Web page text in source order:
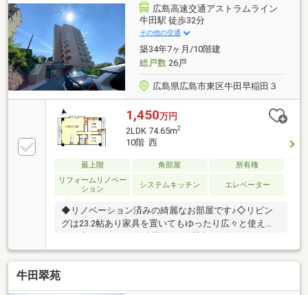
部）・節湯水栓・保温浴槽・LED照明を採用した省エ
ネ仕様。カラーTVモニター付インターホンで防犯面に
も配慮されています。アフターサービス保証付きで、
購入後も安心。さらに、近隣月極駐車場の承継が可能
です（約220m、月額13 000円）。
広島高速交通アストラムライン
牛田駅 徒歩32分
その他の交通
築34年7ヶ月/10階建
総戸数26戸
広島県広島市東区牛田早稲田３
1,450万円
2LDK 74.65m2
10階 西
最上階 角部屋
所有権
リフォームリノベー
ション
システムキッチン エレベーター
◆リノベーション済みの綺麗なお部屋です♪◇リビン
グは23.2帖あり家具を置いてもゆったり広々と使えま
プボード付きです！◇全居室5帖以上♪クローゼットも
完備され、お部屋を広く使えます。◆ローソン広島女
♪・物件を見て触れる事で暮らしのイメージが上がり
牛田翠苑